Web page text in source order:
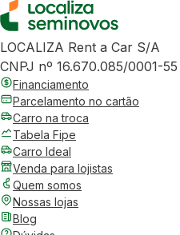
LOCALIZA Rent a Car S/A
CNPJ nº 16.670.085/0001-55
Financiamento
Parcelamento no cartão
Carro na troca
Tabela Fipe
Carro Ideal
Venda para lojistas
Quem somos
Nossas lojas
Blog